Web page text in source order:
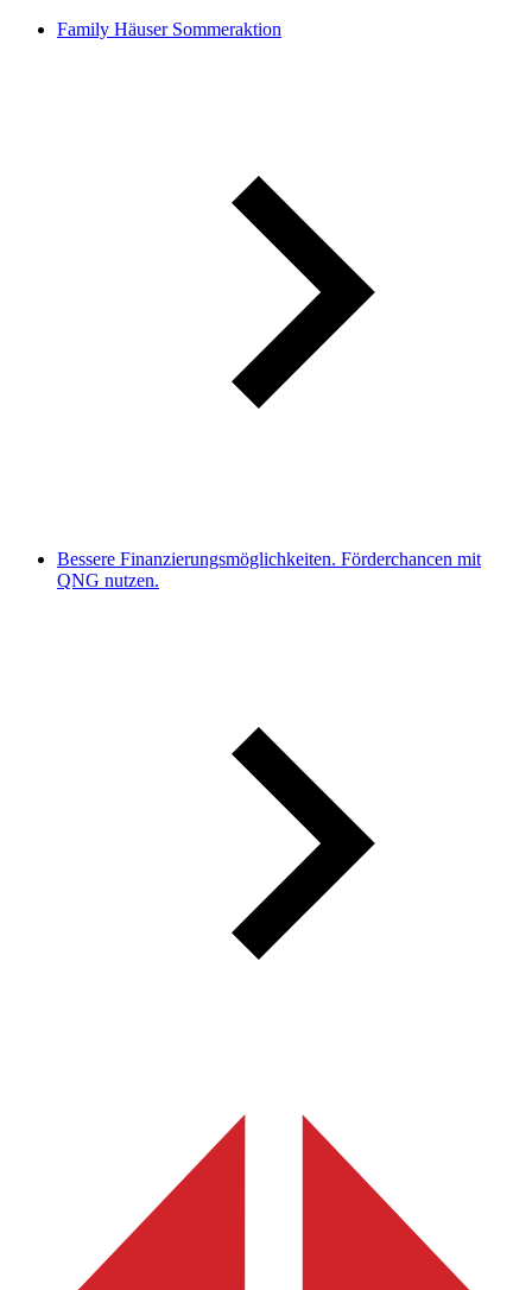
Family Häuser Sommeraktion
Bessere Finanzierungsmöglichkeiten. Förderchancen mit
QNG nutzen.